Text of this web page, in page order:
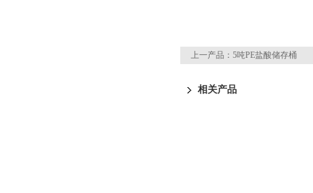
上一产品： 5吨PE盐酸储存桶
相关产品